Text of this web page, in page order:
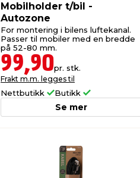
Mobilholder t/bil -
Autozone
For montering i bilens luftekanal.
Passer til mobiler med en bredde
på 52-80 mm.
99,90pr. stk.
Frakt m.m. legges til
Nettbutikk Butikk
Se mer